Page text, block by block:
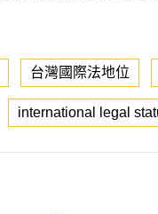
台灣國際法地位
international legal